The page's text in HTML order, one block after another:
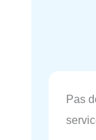
Pas